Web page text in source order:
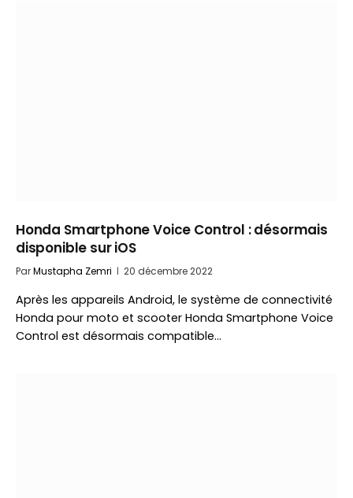
Honda Smartphone Voice Control : désormais
disponible sur iOS
ParMustapha Zemri 20 décembre 2022
Après les appareils Android, le système de connectivité
Honda pour moto et scooter Honda Smartphone Voice
Control est désormais compatible…